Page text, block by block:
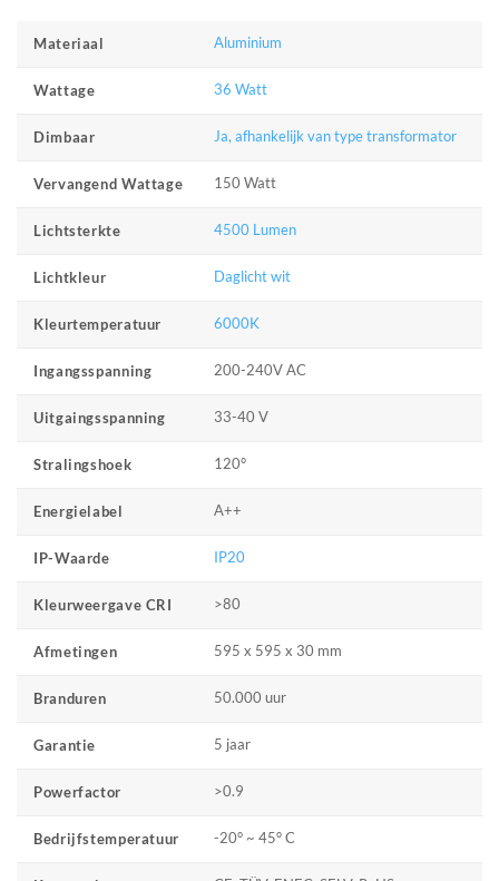
Materiaal Aluminium
Wattage 36 Watt
Dimbaar Ja, afhankelijk van type transformator
Vervangend Wattage 150 Watt
Lichtsterkte 4500 Lumen
Lichtkleur Daglicht wit
Kleurtemperatuur 6000K
Ingangsspanning 200-240V AC
Uitgaingsspanning 33-40 V
Stralingshoek 120°
Energielabel A++
IP-Waarde IP20
Kleurweergave CRI >80
Afmetingen 595 x 595 x 30 mm
Branduren 50.000 uur
Garantie 5 jaar
Powerfactor >0.9
Bedrijfstemperatuur -20° ~ 45° C